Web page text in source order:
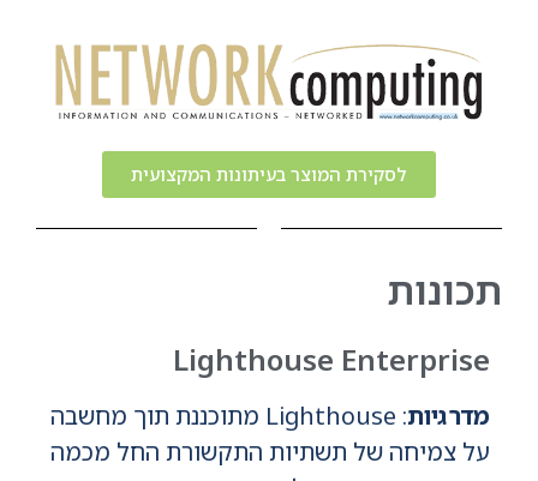
לסקירת המוצר בעיתונות המקצועית
תכונות
Lighthouse Enterprise
מדרגיות
: Lighthouse מתוכננת תוך מחשבה
על צמיחה של תשתיות התקשורת החל מכמה